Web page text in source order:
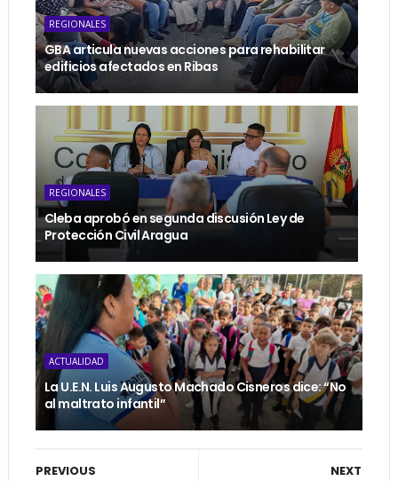
REGIONALES
GBA articula nuevas acciones para rehabilitar
edificios afectados en Ribas
REGIONALES
Cleba aprobó en segunda discusión Ley de
Protección Civil Aragua
ACTUALIDAD
La U.E.N. Luis Augusto Machado Cisneros dice: “No
al maltrato infantil”
NEXT
PREVIOUS